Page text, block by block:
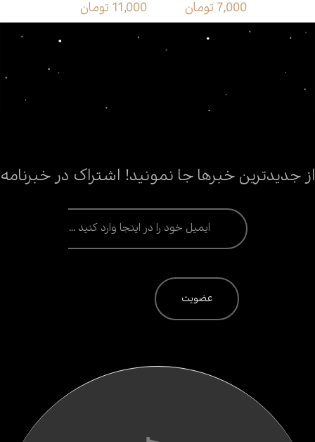
7,000 تومان 11,000 تومان
از جدیدترین خبرها جا نمونید! اشتراک در خبرنامه